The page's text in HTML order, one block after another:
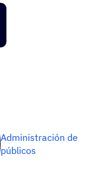
Administración de
públicos